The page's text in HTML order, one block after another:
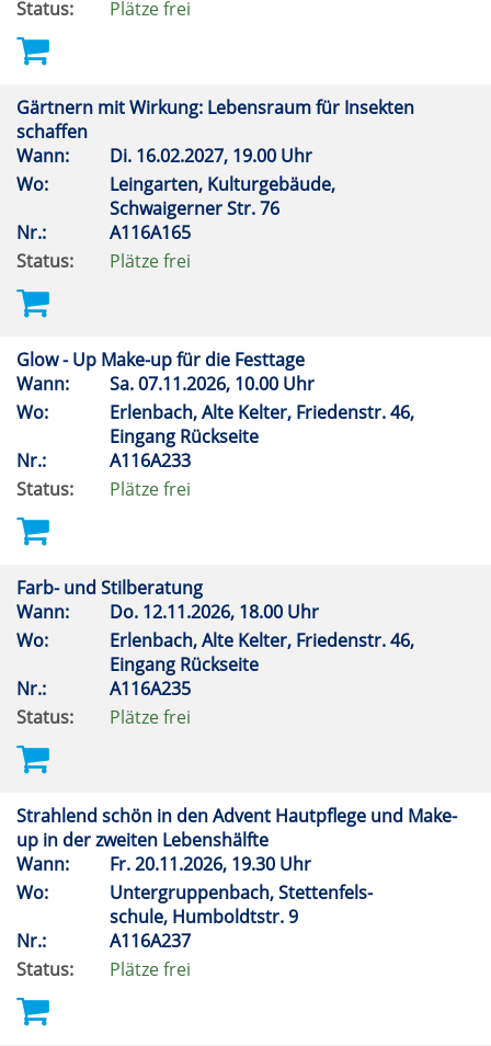
Status:
Plätze frei
Gärtnern mit Wirkung: Lebensraum für Insekten
schaffen
Wann:
Di. 16.02.2027, 19.00 Uhr
Wo:
Leingarten, Kulturgebäude,
Schwaigerner Str. 76
Nr.:
A116A165
Status:
Plätze frei
Glow - Up Make-up für die Festtage
Wann:
Sa.07.11.2026, 10.00 Uhr
Wo:
Erlenbach, Alte Kelter, Friedenstr. 46,
Eingang Rückseite
Nr.:
A116A233
Status:
Plätze frei
Farb- und Stilberatung
Wann:
Do. 12.11.2026, 18.00 Uhr
Wo:
Erlenbach, Alte Kelter, Friedenstr. 46,
Eingang Rückseite
Nr.:
A116A235
Status:
Plätze frei
Strahlend schön in den Advent Hautpflege und Make-
up in der zweiten Lebenshälfte
Wann:
Fr.20.11.2026, 19.30 Uhr
Wo:
Untergruppenbach, Stettenfels-
schule, Humboldtstr. 9
Nr.:
A116A237
Status:
Plätze frei